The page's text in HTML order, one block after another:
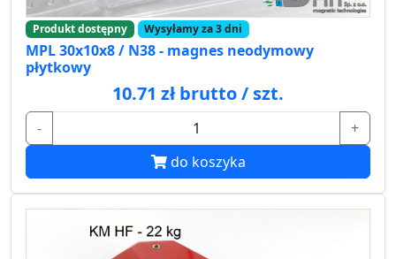
Produkt dostępny Wysyłamy za 3 dni
MPL 30x10x8 / N38 - magnes neodymowy
płytkowy
10.71 zł brutto / szt.
-
+
do koszyka